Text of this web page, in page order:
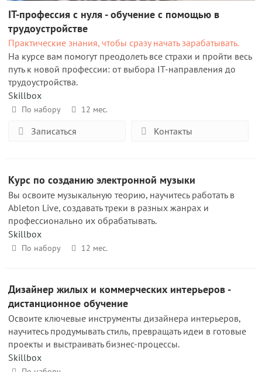
IT-профессия с нуля - обучение с помощью в
трудоустройстве
Практические знания, чтобы сразу начать зарабатывать.
На курсе вам помогут преодолеть все страхи и пройти весь
путь к новой профессии: от выбора IT-направления до
трудоустройства.
Skillbox
По набору 12 мес.
Записаться Контакты
Курс по созданию электронной музыки
Вы освоите музыкальную теорию, научитесь работать в
Ableton Live, создавать треки в разных жанрах и
профессионально их обрабатывать.
Skillbox
По набору 12 мес.
Дизайнер жилых и коммерческих интерьеров -
дистанционное обучение
Освоите ключевые инструменты дизайнера интерьеров,
научитесь продумывать стиль, превращать идеи в готовые
проекты и выстраивать бизнес-процессы.
Skillbox